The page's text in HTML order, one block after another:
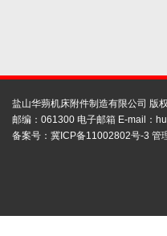
盐山华蒴机床附件制造有限公司 版
邮编：061300 电子邮箱 E-mail：
备案号： 冀ICP备11002802号-3 管